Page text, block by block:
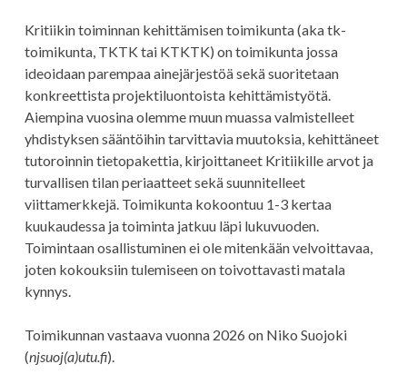
Kritiikin toiminnan kehittämisen toimikunta (aka tk-
toimikunta, TKTK tai KTKTK) on toimikunta jossa
ideoidaan parempaa ainejärjestöä sekä suoritetaan
konkreettista projektiluontoista kehittämistyötä.
Aiempina vuosina olemme muun muassa valmistelleet
yhdistyksen sääntöihin tarvittavia muutoksia, kehittäneet
tutoroinnin tietopakettia, kirjoittaneet Kritiikille arvot ja
turvallisen tilan periaatteet sekä suunnitelleet
viittamerkkejä. Toimikunta kokoontuu 1-3 kertaa
kuukaudessa ja toiminta jatkuu läpi lukuvuoden.
Toimintaan osallistuminen ei ole mitenkään velvoittavaa,
joten kokouksiin tulemiseen on toivottavasti matala
kynnys.
Toimikunnan vastaava vuonna 2026 on Niko Suojoki
(njsuoj(a)utu.fi).